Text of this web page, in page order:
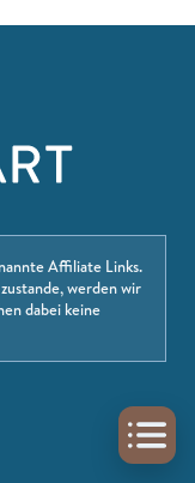
Affiliate Links.
werden wir
dabei keine